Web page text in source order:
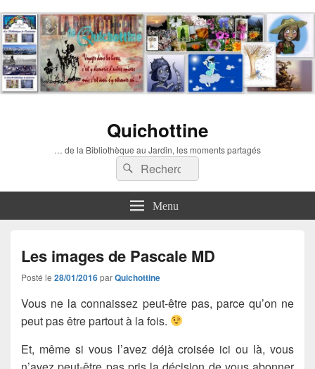
Quichottine
… de la Bibliothèque au Jardin, les moments partagés
Recherche :
Rechercher
Menu
Les images de Pascale MD
Posté le 28/01/2016parQuichottine
Vous ne la connaissez peut-être pas, parce qu’on ne
peut pas être partout à la fois.
Et, même si vous l’avez déjà croisée ici ou là, vous